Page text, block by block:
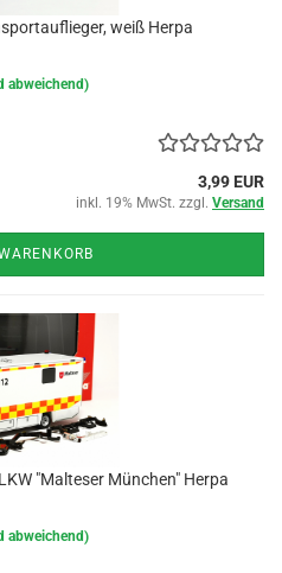
weiß Herpa
abweichend)
3,99 EUR
inkl. 19% MwSt. zzgl. Versand
"Malteser München" Herpa
abweichend)